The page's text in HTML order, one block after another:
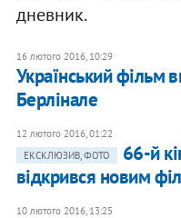
дневник.
16 лютого 2016, 10:29
Український фільм
Берлінале
12 лютого 2016, 01:22
ЕКСКЛЮЗИВ, ФОТО
66-й
відкрився новим
10 лютого 2016, 13:25